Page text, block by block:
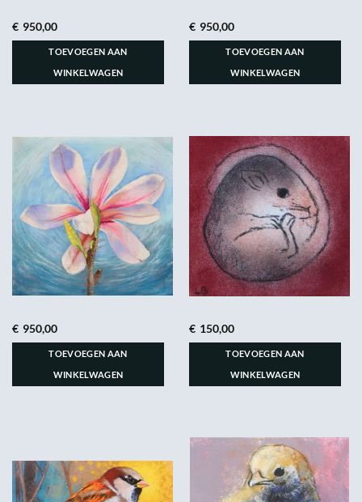
€ 950,00
TOEVOEGEN AAN
WINKELWAGEN
€ 950,00
TOEVOEGEN AAN
WINKELWAGEN
€ 950,00
TOEVOEGEN AAN
WINKELWAGEN
€ 150,00
TOEVOEGEN AAN
WINKELWAGEN